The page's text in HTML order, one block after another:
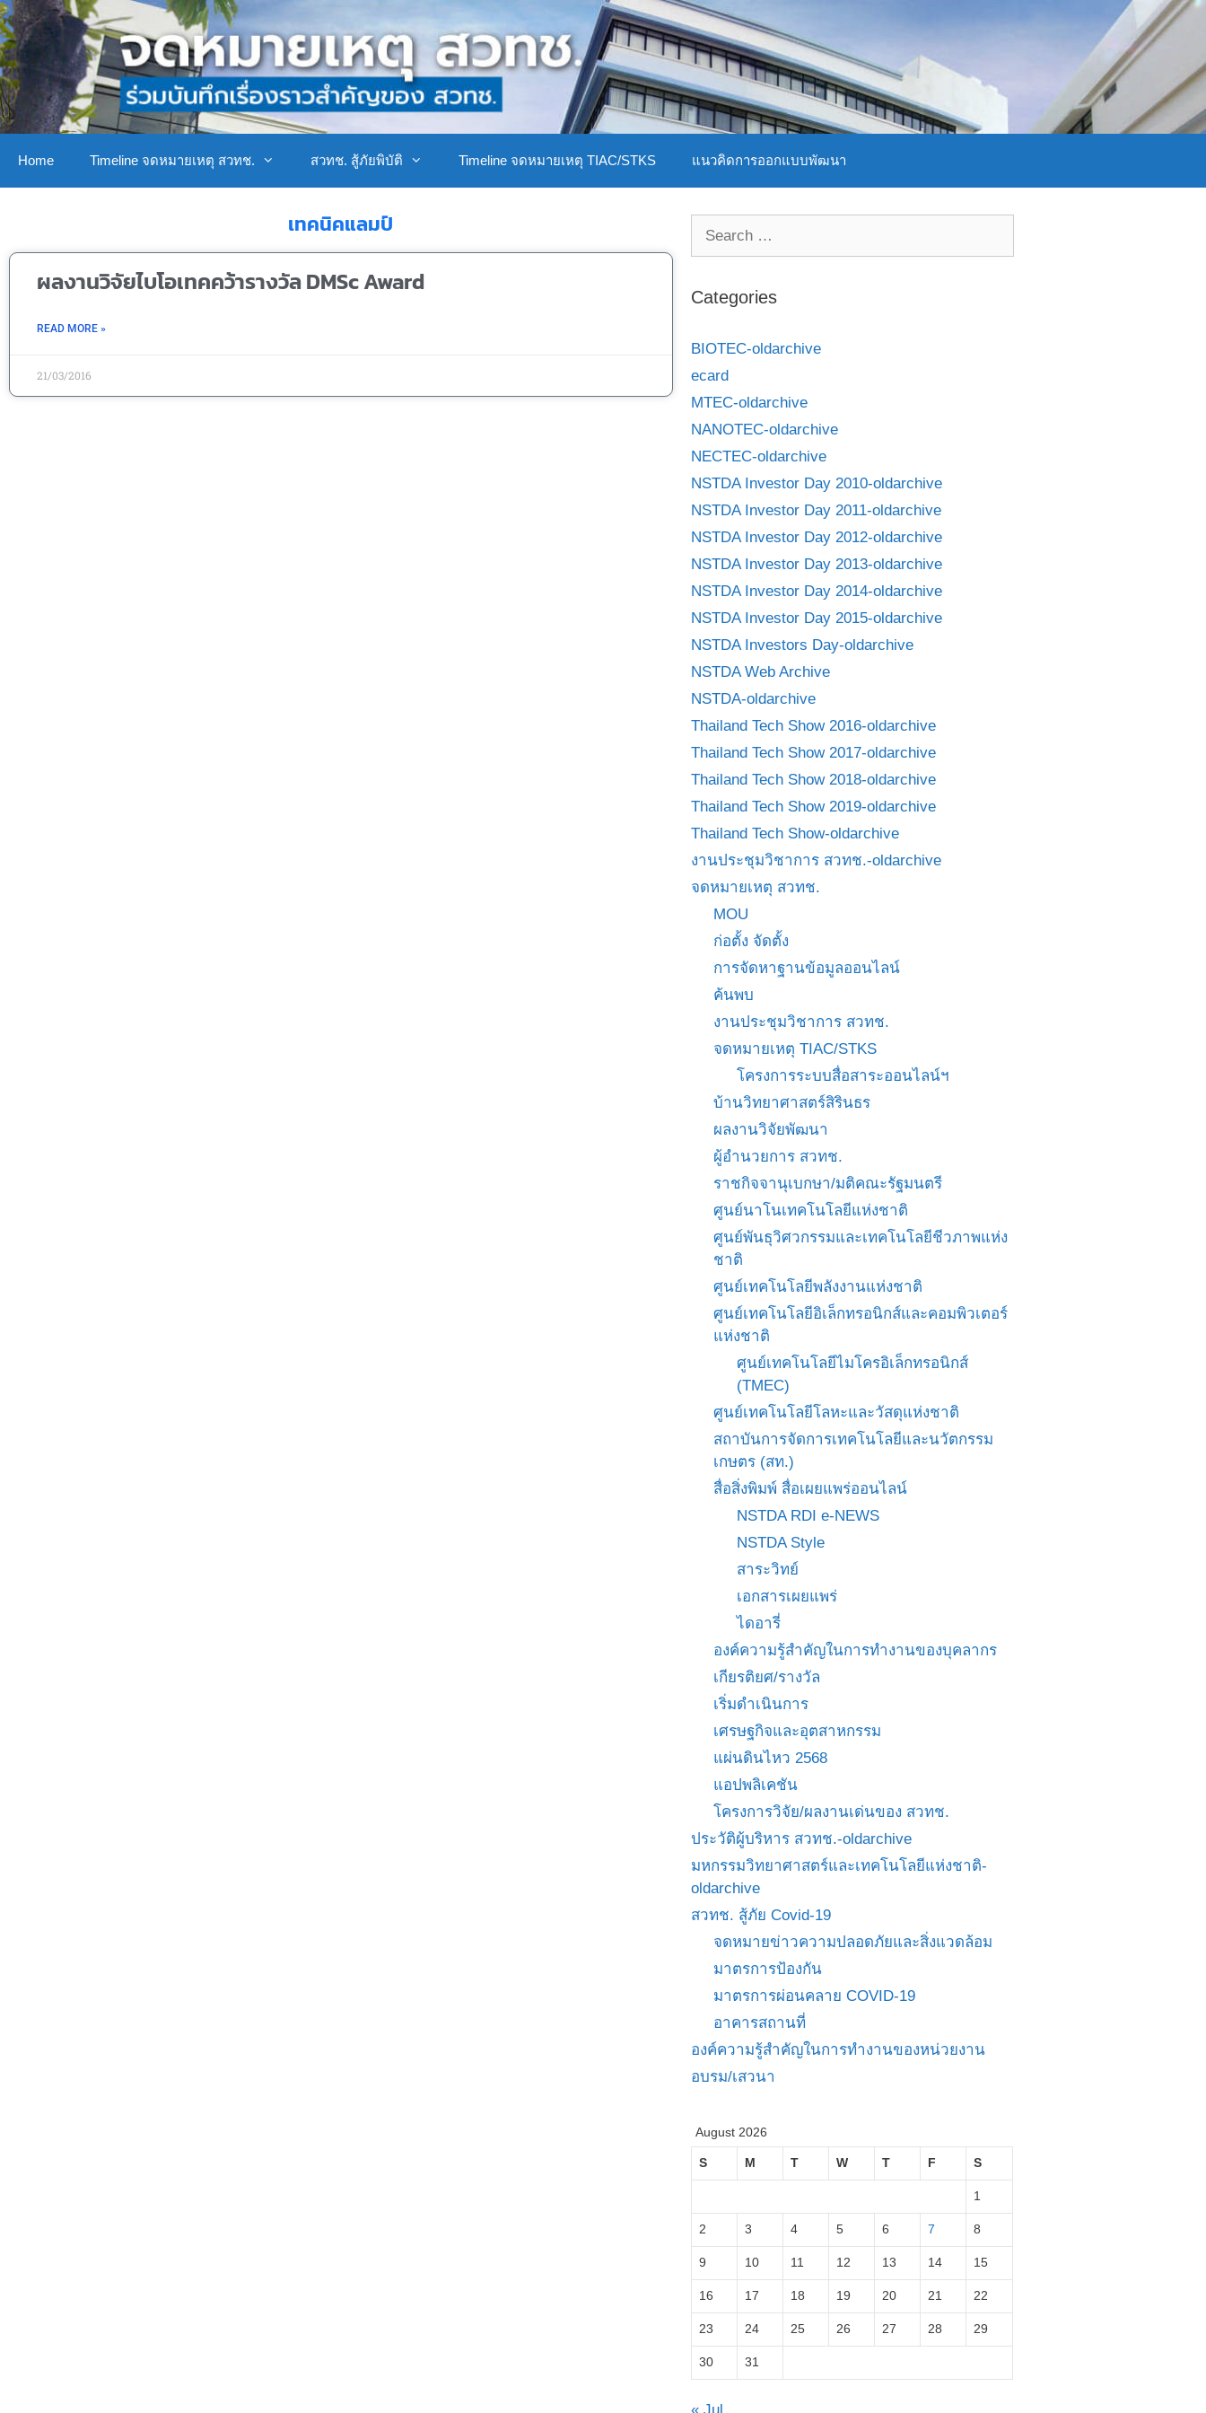
Home Timeline จดหมายเหตุ สวทช. สวทช. สู้ภัยพิบัติ Timeline จดหมายเหตุ TIAC/STKS แนวคิดการออกแบบพัฒนา
เทคนิคแลมป์
ผลงานวิจัยไบโอเทคคว้ารางวัล DMSc Award
READ MORE »
21/03/2016
Categories
BIOTEC-oldarchive
ecard
MTEC-oldarchive
NANOTEC-oldarchive
NECTEC-oldarchive
NSTDA Investor Day 2010-oldarchive
NSTDA Investor Day 2011-oldarchive
NSTDA Investor Day 2012-oldarchive
NSTDA Investor Day 2013-oldarchive
NSTDA Investor Day 2014-oldarchive
NSTDA Investor Day 2015-oldarchive
NSTDA Investors Day-oldarchive
NSTDA Web Archive
NSTDA-oldarchive
Thailand Tech Show 2016-oldarchive
Thailand Tech Show 2017-oldarchive
Thailand Tech Show 2018-oldarchive
Thailand Tech Show 2019-oldarchive
Thailand Tech Show-oldarchive
งานประชุมวิชาการ สวทช.-oldarchive
จดหมายเหตุ สวทช.
MOU
ก่อตั้ง จัดตั้ง
การจัดหาฐานข้อมูลออนไลน์
ค้นพบ
งานประชุมวิชาการ สวทช.
จดหมายเหตุ TIAC/STKS
โครงการระบบสื่อสาระออนไลน์ฯ
บ้านวิทยาศาสตร์สิรินธร
ผลงานวิจัยพัฒนา
ผู้อำนวยการ สวทช.
ราชกิจจานุเบกษา/มติคณะรัฐมนตรี
ศูนย์นาโนเทคโนโลยีแห่งชาติ
ศูนย์พันธุวิศวกรรมและเทคโนโลยีชีวภาพแห่ง
ชาติ
ศูนย์เทคโนโลยีพลังงานแห่งชาติ
ศูนย์เทคโนโลยีอิเล็กทรอนิกส์และคอมพิวเตอร์
แห่งชาติ
ศูนย์เทคโนโลยีไมโครอิเล็กทรอนิกส์
(TMEC)
ศูนย์เทคโนโลยีโลหะและวัสดุแห่งชาติ
สถาบันการจัดการเทคโนโลยีและนวัตกรรม
เกษตร (สท.)
สื่อสิ่งพิมพ์ สื่อเผยแพร่ออนไลน์
NSTDA RDI e-NEWS
NSTDA Style
สาระวิทย์
เอกสารเผยแพร่
ไดอารี่
องค์ความรู้สำคัญในการทำงานของบุคลากร
เกียรติยศ/รางวัล
เริ่มดำเนินการ
เศรษฐกิจและอุตสาหกรรม
แผ่นดินไหว 2568
แอปพลิเคชัน
โครงการวิจัย/ผลงานเด่นของ สวทช.
ประวัติผู้บริหาร สวทช.-oldarchive
มหกรรมวิทยาศาสตร์และเทคโนโลยีแห่งชาติ-
oldarchive
สวทช. สู้ภัย Covid-19
จดหมายข่าวความปลอดภัยและสิ่งแวดล้อม
มาตรการป้องกัน
มาตรการผ่อนคลาย COVID-19
อาคารสถานที่
องค์ความรู้สำคัญในการทำงานของหน่วยงาน
อบรม/เสวนา
August 2026
S M T W T F S
1
2 3 4 5 6 7 8
9 10 11 12 13 14 15
16 17 18 19 20 21 22
23 24 25 26 27 28 29
30 31